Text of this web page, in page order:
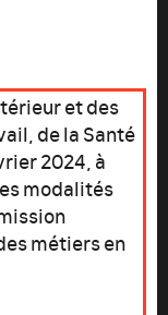
et des
de la Santé
2024, à
modalités
métiers en